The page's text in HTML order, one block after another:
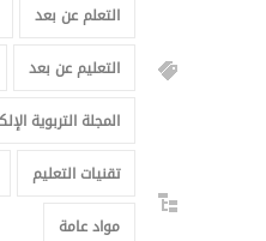
التعلم عن بعد
التعليم عن بعد
المجلة التربوية
تقنيات التعليم
مواد عامة